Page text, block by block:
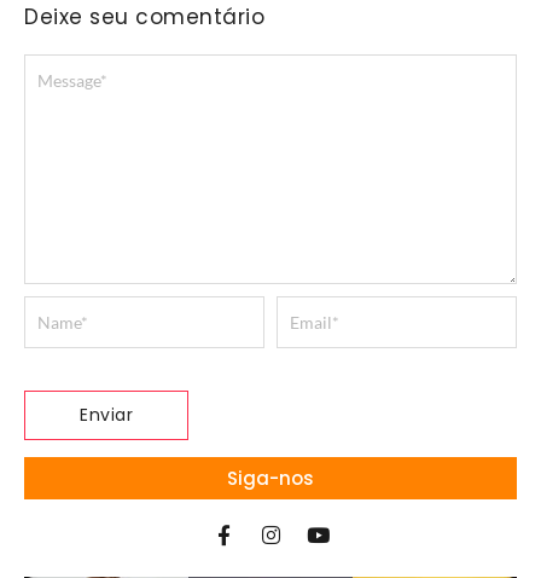
Deixe seu comentário
Siga-nos